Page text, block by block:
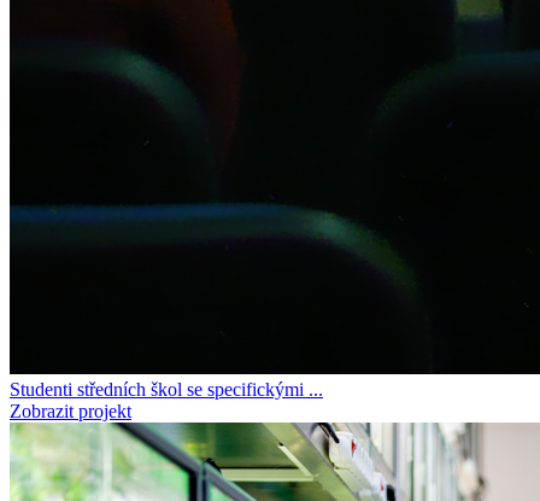
Studenti středních škol se specifickými ...
Zobrazit projekt